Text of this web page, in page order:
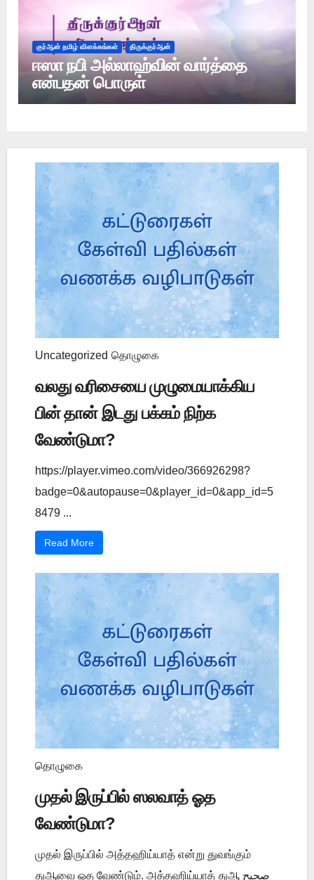
குர்ஆன் தமிழ் விளக்கங்கள் திருக்குர்ஆன்
ஈஸா நபி அல்லாஹ்வின் வார்த்தை
என்பதன் பொருள்
Uncategorized தொழுகை
வலது வரிசையை முழுமையாக்கிய
பின் தான் இடது பக்கம் நிற்க
வேண்டுமா?
https://player.vimeo.com/video/366926298?
badge=0&autopause=0&player_id=0&app_id=5
8479 ...
Read More
தொழுகை
முதல் இருப்பில் ஸலவாத் ஓத
வேண்டுமா?
முதல் இருப்பில் அத்தஹிய்யாத் என்று துவங்கும்
துஆவை ஓத வேண்டும். அத்தஹிய்யாத் துஆ صحيح